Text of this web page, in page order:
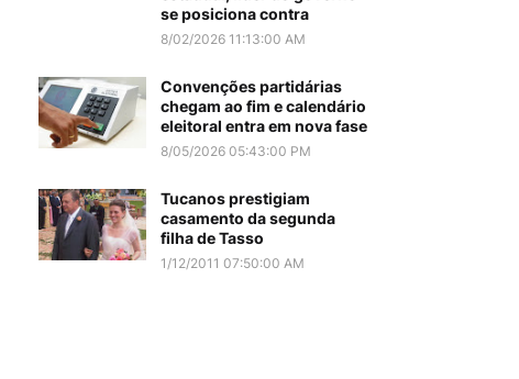
se posiciona contra
8/02/2026 11:13:00 AM
Convenções partidárias
chegam ao fim e calendário
eleitoral entra em nova fase
8/05/2026 05:43:00 PM
Tucanos prestigiam
casamento da segunda
filha de Tasso
1/12/2011 07:50:00 AM